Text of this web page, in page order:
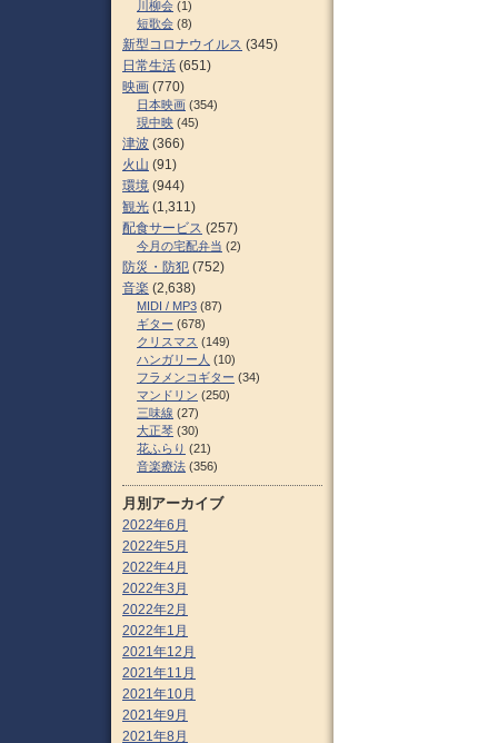
川柳会 (1)
短歌会 (8)
新型コロナウイルス (345)
日常生活 (651)
映画 (770)
日本映画 (354)
現中映 (45)
津波 (366)
火山 (91)
環境 (944)
観光 (1,311)
配食サービス (257)
今月の宅配弁当 (2)
防災・防犯 (752)
音楽 (2,638)
MIDI / MP3 (87)
ギター (678)
クリスマス (149)
ハンガリー人 (10)
フラメンコギター (34)
マンドリン (250)
三味線 (27)
大正琴 (30)
花ふらり (21)
音楽療法 (356)
月別アーカイブ
2022年6月
2022年5月
2022年4月
2022年3月
2022年2月
2022年1月
2021年12月
2021年11月
2021年10月
2021年9月
2021年8月